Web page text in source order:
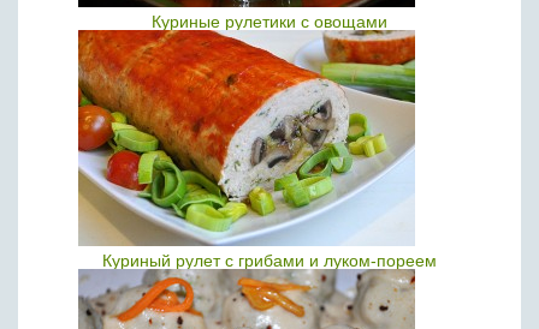
Куриные рулетики с овощами
Куриный рулет с грибами и луком-пореем